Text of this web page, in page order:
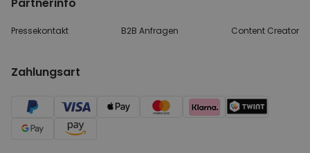
Pressekontakt B2B Anfragen Content Creator
Zahlungsart